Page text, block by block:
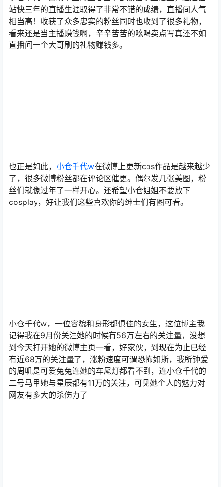
站快三年的直播生涯取得了非常不错的成绩，直播间人气
相当高！收获了众多忠实的粉丝同时也收到了很多礼物，
看来还是当主播赚钱啊，辛辛苦苦的吆喝卖点写真还不如
直播间一个大哥刷的礼物赚钱多。
也正是如此， 小仓千代w在微博上更新cos作品是越来越少
了，很多微博粉丝都在评论区催更。偶尔发几张美图，粉
丝们就像过年了一样开心。还希望小仓姐姐不要放下
cosplay，好让我们这些喜欢你的绅士们有图可看。
小仓千代w，一位容貌和身形都俱佳的女生，这位博主我
记得我在9月份关注她的时候有56万左右的关注量，没想
到今天打开她的微博主页一看，好家伙，到现在为止已经
有近68万的关注量了，涨粉速度可谓恐怖如斯，我所钟爱
的周叽是可爱兔兔连她的车尾灯都看不到，连小仓千代的
二号马甲她与星辰都有11万的关注，可见她个人的魅力对
网友有多大的杀伤力了